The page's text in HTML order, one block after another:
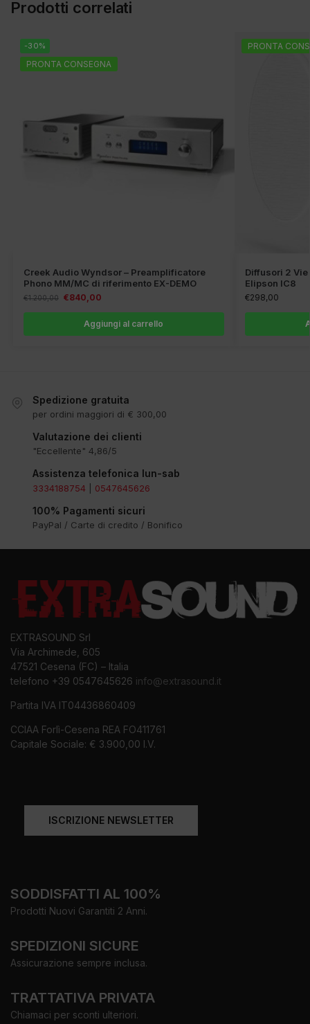
Prodotti correlati
-30%
PRONTA CONSEGNA
Creek Audio Wyndsor – Preamplificatore
Phono MM/MC di riferimento EX-DEMO
€1.200,00 €840,00
Aggiungi al carrello
PRONTA
Diffusori 2
Elipson IC8
€298,00
Spedizione gratuita
per ordini maggiori di € 300,00
Valutazione dei clienti
"Eccellente" 4,86/5
Assistenza telefonica lun-sab
3334188754 0547645626
100% Pagamenti sicuri
PayPal / Carte di credito / Bonifico
EXTRASOUND Srl
Via Archimede, 605
47521 Cesena (FC) – Italia
telefono +39 0547645626 info@extrasound.it
Partita IVA IT04436860409
CCIAA Forlì-Cesena REA FO411761
Capitale Sociale: € 3.900,00 I.V.
ISCRIZIONE NEWSLETTER
SODDISFATTI AL 100%
Prodotti Nuovi Garantiti 2 Anni.
SPEDIZIONI SICURE
Assicurazione sempre inclusa.
TRATTATIVA PRIVATA
Chiamaci per sconti ulteriori.